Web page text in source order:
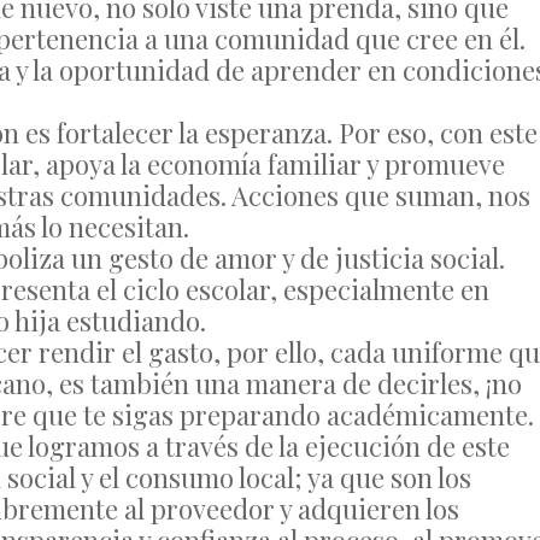
nuevo, no solo viste una prenda, sino que
a una comunidad que cree en él.
la oportunidad de aprender en
es fortalecer la esperanza. Por eso, con este
apoya la economía familiar y promueve
comunidades. Acciones que suman, nos
lo necesitan.
un gesto de amor y de justicia social.
el ciclo escolar, especialmente en
hija estudiando.
rendir el gasto, por ello, cada uniforme
es también una manera de decirles, ¡no
que te sigas preparando académicamente.
logramos a través de la ejecución de este
y el consumo local; ya que son los
al proveedor y adquieren los